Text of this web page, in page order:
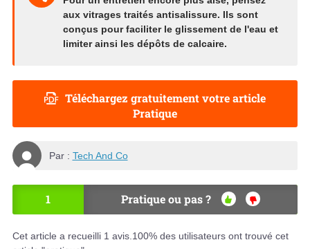
aux vitrages traités antisalissure. Ils sont
conçus pour faciliter le glissement de l'eau et
limiter ainsi les dépôts de calcaire.
Téléchargez gratuitement votre article
Pratique
Par : Tech And Co
1 Pratique ou pas ?
OU
NO
N
Cet article a recueilli 1 avis. 100% des utilisateurs ont trouvé cet